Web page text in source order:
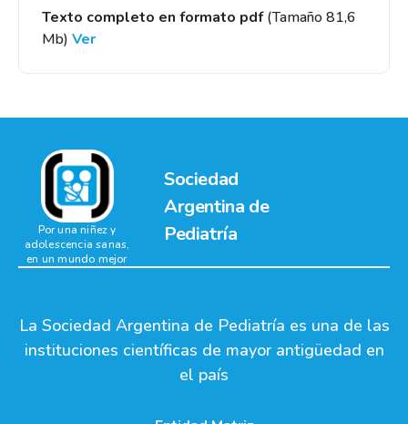
Texto completo en formato pdf(Tamaño 81,6
Mb) Ver
Sociedad
Argentina de
Pediatría
Por una niñez y
adolescencia sanas,
en un mundo mejor
La Sociedad Argentina de Pediatría es una de las
instituciones científicas de mayor antigüedad en
el país